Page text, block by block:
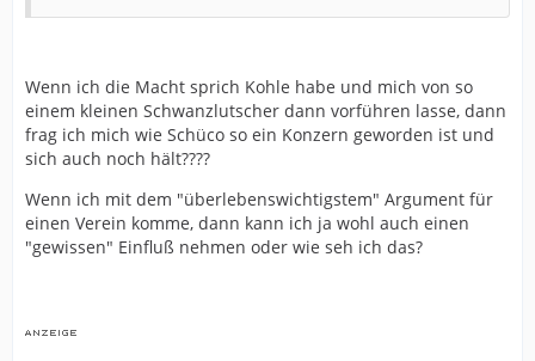
Wenn ich die Macht sprich Kohle habe und mich von so
einem kleinen Schwanzlutscher dann vorführen lasse, dann
frag ich mich wie Schüco so ein Konzern geworden ist und
sich auch noch hält????
Wenn ich mit dem "überlebenswichtigstem" Argument für
einen Verein komme, dann kann ich ja wohl auch einen
"gewissen" Einfluß nehmen oder wie seh ich das?